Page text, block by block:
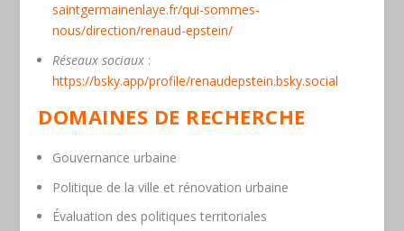
saintgermainenlaye.fr/qui-sommes-
nous/direction/renaud-epstein/
Réseaux sociaux :
https://bsky.app/profile/renaudepstein.bsky.social
DOMAINES DE RECHERCHE
Gouvernance urbaine
Politique de la ville et rénovation urbaine
Évaluation des politiques territoriales